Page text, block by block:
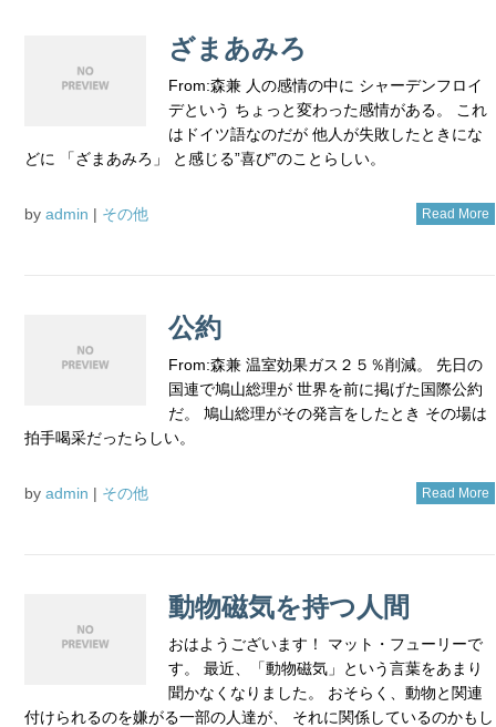
ざまあみろ
From:森兼 人の感情の中に シャーデンフロイ
デという ちょっと変わった感情がある。 これ
はドイツ語なのだが 他人が失敗したときにな
どに 「ざまあみろ」 と感じる”喜び”のことらしい。
by admin | その他 Read More
公約
From:森兼 温室効果ガス２５％削減。 先日の
国連で鳩山総理が 世界を前に掲げた国際公約
だ。 鳩山総理がその発言をしたとき その場は
拍手喝采だったらしい。
by admin | その他 Read More
動物磁気を持つ人間
おはようございます！ マット・フューリーで
す。 最近、「動物磁気」という言葉をあまり
聞かなくなりました。 おそらく、動物と関連
付けられるのを嫌がる一部の人達が、 それに関係しているのかもし